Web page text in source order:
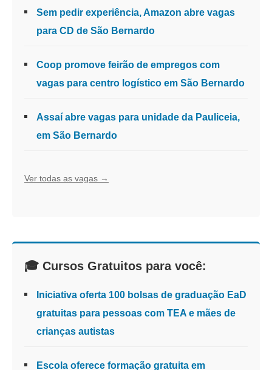
Sem pedir experiência, Amazon abre vagas
para CD de São Bernardo
Coop promove feirão de empregos com
vagas para centro logístico em São Bernardo
Assaí abre vagas para unidade da Pauliceia,
em São Bernardo
Ver todas as vagas →
🎓 Cursos Gratuitos para você:
Iniciativa oferta 100 bolsas de graduação EaD
gratuitas para pessoas com TEA e mães de
crianças autistas
Escola oferece formação gratuita em